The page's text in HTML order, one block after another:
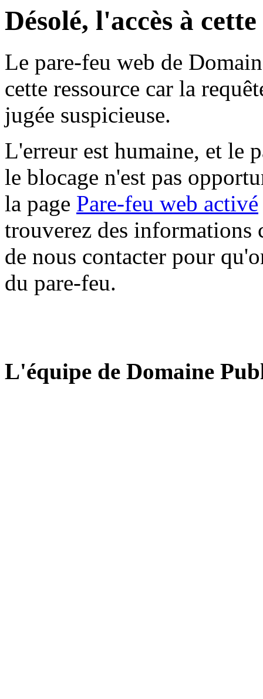
Désolé, l'accès à
Le pare-feu web de
cette ressource car la
jugée suspicieuse.
L'erreur est humaine, et le
le blocage n'est pas
la page Pare-feu web activé
trouverez des informations
de nous contacter pour
du pare-feu.
L'équipe de Domaine